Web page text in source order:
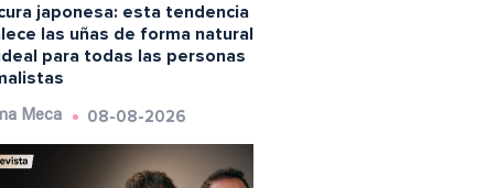
japonesa: esta tendencia
las uñas de forma natural
para todas las personas
Meca 08-08-2026